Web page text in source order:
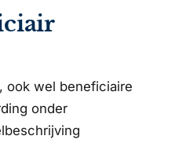
ook wel beneficiaire
onder